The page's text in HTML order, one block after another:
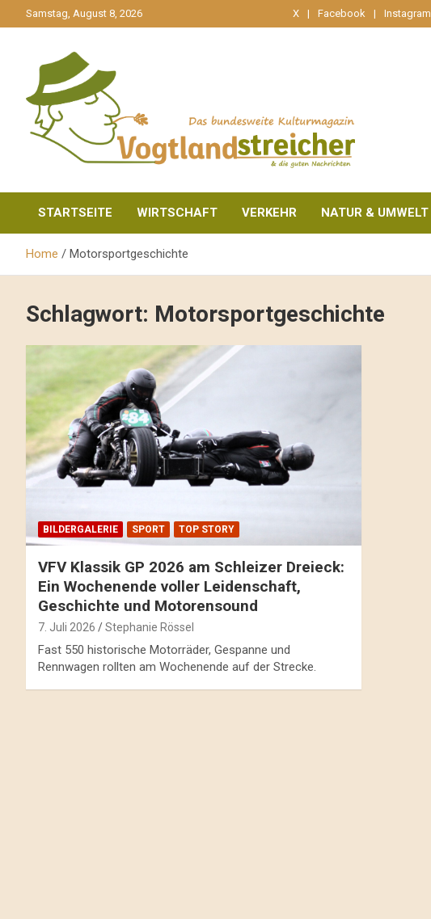
zum
Samstag, August 8, 2026 X Facebook Instagram
Vogtlandstreicher
STARTSEITE WIRTSCHAFT VERKEHR NATUR & UMWELT
Home Motorsportgeschichte
Schlagwort: Motorsportgeschichte
BILDERGALERIE SPORT TOP STORY
VFV Klassik GP 2026 am Schleizer Dreieck:
Ein Wochenende voller Leidenschaft,
Geschichte und Motorensound
7. Juli 2026 Stephanie Rössel
Fast 550 historische Motorräder, Gespanne und
Rennwagen rollten am Wochenende auf der Strecke.